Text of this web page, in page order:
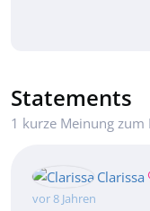
Statements
1 kurze Meinung zum
Clarissa
vor 8 Jahren